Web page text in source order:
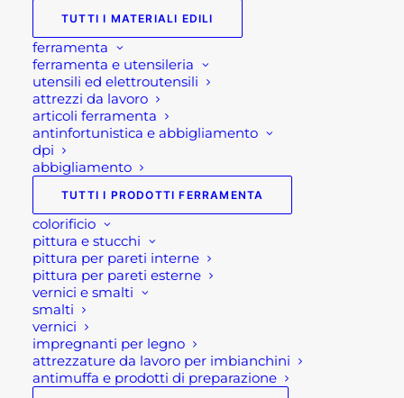
TUTTI I MATERIALI EDILI
ferramenta
ferramenta e utensileria
utensili ed elettroutensili
attrezzi da lavoro
articoli ferramenta
antinfortunistica e abbigliamento
dpi
abbigliamento
TUTTI I PRODOTTI FERRAMENTA
colorificio
pittura e stucchi
pittura per pareti interne
pittura per pareti esterne
vernici e smalti
smalti
vernici
impregnanti per legno
attrezzature da lavoro per imbianchini
antimuffa e prodotti di preparazione
STACCIONATA
IN
LEGNO-
MODELLO
MAREMMA
quantità
SKU
GR0LSM1
Categorie
ATTREZZATURA GIARDINO
GIARDINO
Brand
VERDELOOK
Descrizione